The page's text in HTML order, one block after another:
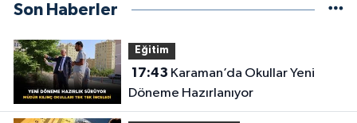
Son Haberler
Eğitim
17:43
Döneme Hazırlanıyor